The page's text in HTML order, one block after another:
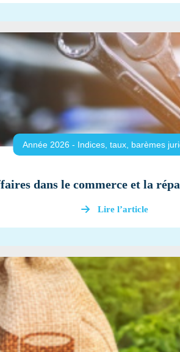
Année 2026 - Indices, taux, barèmes
dans le commerce et la
Lire l’article